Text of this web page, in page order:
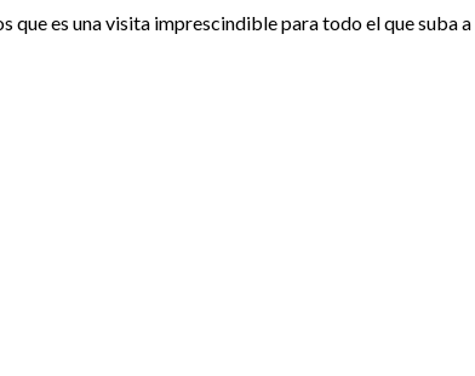
que es una visita imprescindible para todo el que suba a